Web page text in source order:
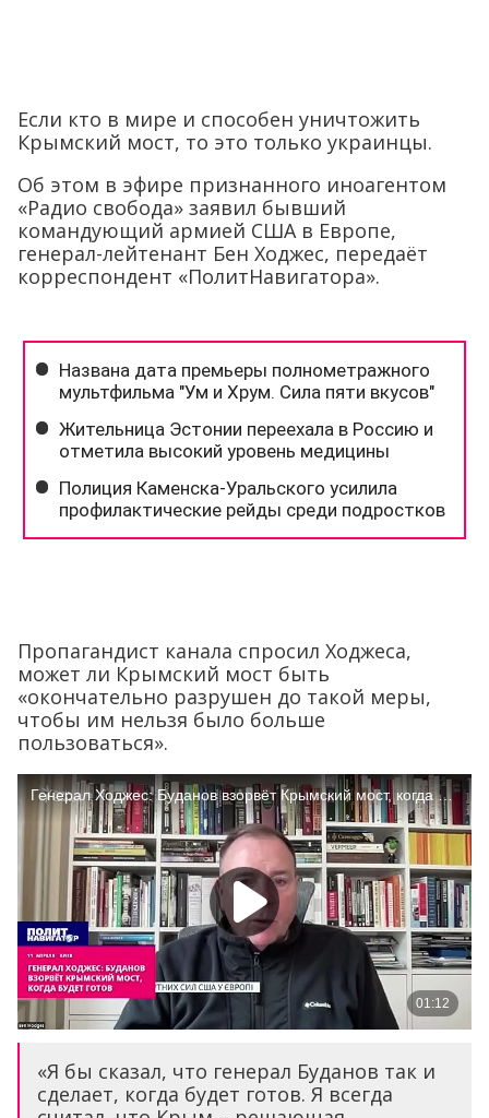
Если кто в мире и способен уничтожить
Крымский мост, то это только украинцы.
Об этом в эфире признанного иноагентом
«Радио свобода» заявил бывший
командующий армией США в Европе,
генерал-лейтенант Бен Ходжес, передаёт
корреспондент «ПолитНавигатора».
Пропагандист канала спросил Ходжеса,
может ли Крымский мост быть
«окончательно разрушен до такой меры,
чтобы им нельзя было больше
пользоваться».
«Я бы сказал, что генерал Буданов так и
сделает, когда будет готов. Я всегда